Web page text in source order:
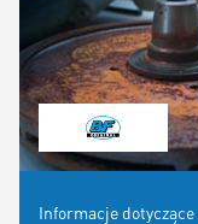
Informacje